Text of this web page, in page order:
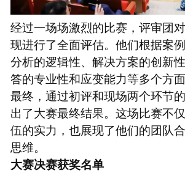
经过一场场激烈的比赛，评审团
现进行了全面评估。他们根据案
分析的逻辑性、解决方案的创新
答的专业性和应变能力等多个方面
最终，通过初评和现场两个环节
出了大赛最终结果。这场比赛不
伍的实力，也展现了他们的团队
思维。
大赛决赛获奖名单